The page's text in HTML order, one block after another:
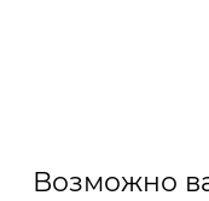
Возможно